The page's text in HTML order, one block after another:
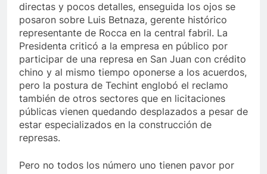
directas y pocos detalles, enseguida los ojos se
posaron sobre Luis Betnaza, gerente histórico
representante de Rocca en la central fabril. La
Presidenta criticó a la empresa en público por
participar de una represa en San Juan con crédito
chino y al mismo tiempo oponerse a los acuerdos,
pero la postura de Techint englobó el reclamo
también de otros sectores que en licitaciones
públicas vienen quedando desplazados a pesar de
estar especializados en la construcción de
represas.
Pero no todos los número uno tienen pavor por